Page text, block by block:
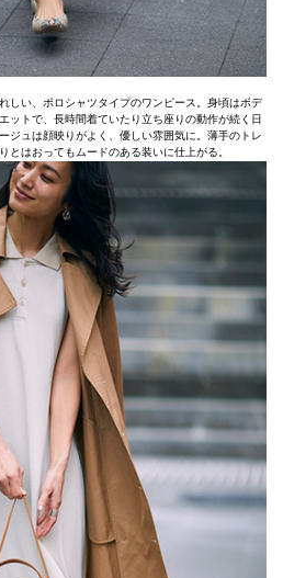
しい、ポロシャツタイプのワンピース。身頃はボデ
ットで、長時間着ていたり立ち座りの動作が続く日
ジュは顔映りがよく、優しい雰囲気に。薄手のトレ
とはおってもムードのある装いに仕上がる。